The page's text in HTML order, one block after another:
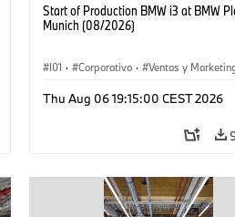
Start of Production BMW i3 at BMW
Munich (08/2026)
I01 · Corporativo · Ventas y
Thu Aug 06 19:15:00 CEST 2026